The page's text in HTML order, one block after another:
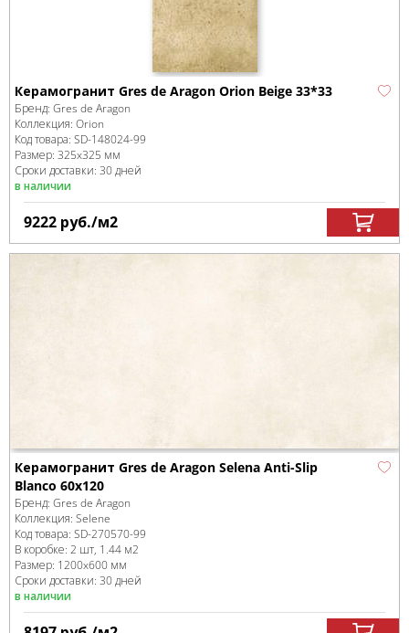
Керамогранит Gres de Aragon Orion Beige 33*33
Бренд: Gres de Aragon
Коллекция: Orion
Код товара: SD-148024-99
Размер: 325x325 мм
Сроки доставки: 30 дней
в наличии
9222 руб./м2
Керамогранит Gres de Aragon Selena Anti-Slip
Blanco 60x120
Бренд: Gres de Aragon
Коллекция: Selene
Код товара: SD-270570-99
В коробке: 2 шт, 1.44 м2
Размер: 1200x600 мм
Сроки доставки: 30 дней
в наличии